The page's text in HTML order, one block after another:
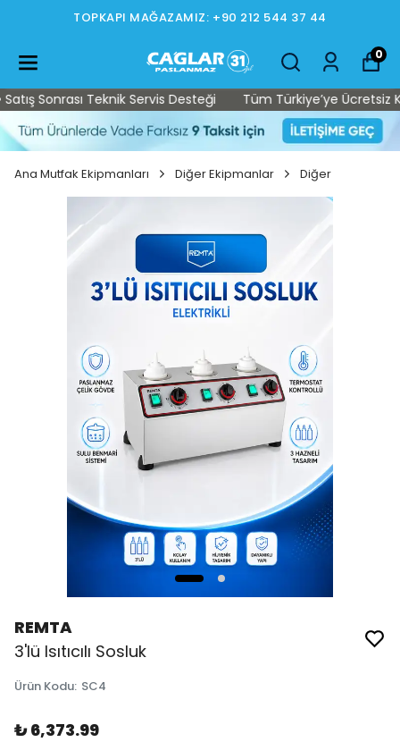
TOPKAPI MAĞAZAMIZ: +90 212 544 37 44
0
Sonrası Teknik Servis Desteği Tüm Türkiye’ye Ücretsiz
Ana Mutfak Ekipmanları Diğer Ekipmanlar Diğer
REMTA
3'lü Isıtıcılı Sosluk
Ürün Kodu: SC4
₺ 6,373.99